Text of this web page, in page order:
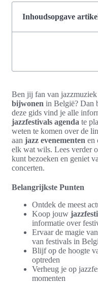
Inhoudsopgave
Ben jij fan van
bijwonen in België? Dan
deze gids vind je alle
jazzfestivals agenda te
weten te komen over de
aan jazz evenementen en
elk wat wils. Lees verder
kunt bezoeken en geniet
concerten.
Belangrijkste Punten
Ontdek de meest
Koop jouw
informatie over
Ervaar de magie
van festivals in
Blijf op de hoogte
optreden
Verheug je op
momenten